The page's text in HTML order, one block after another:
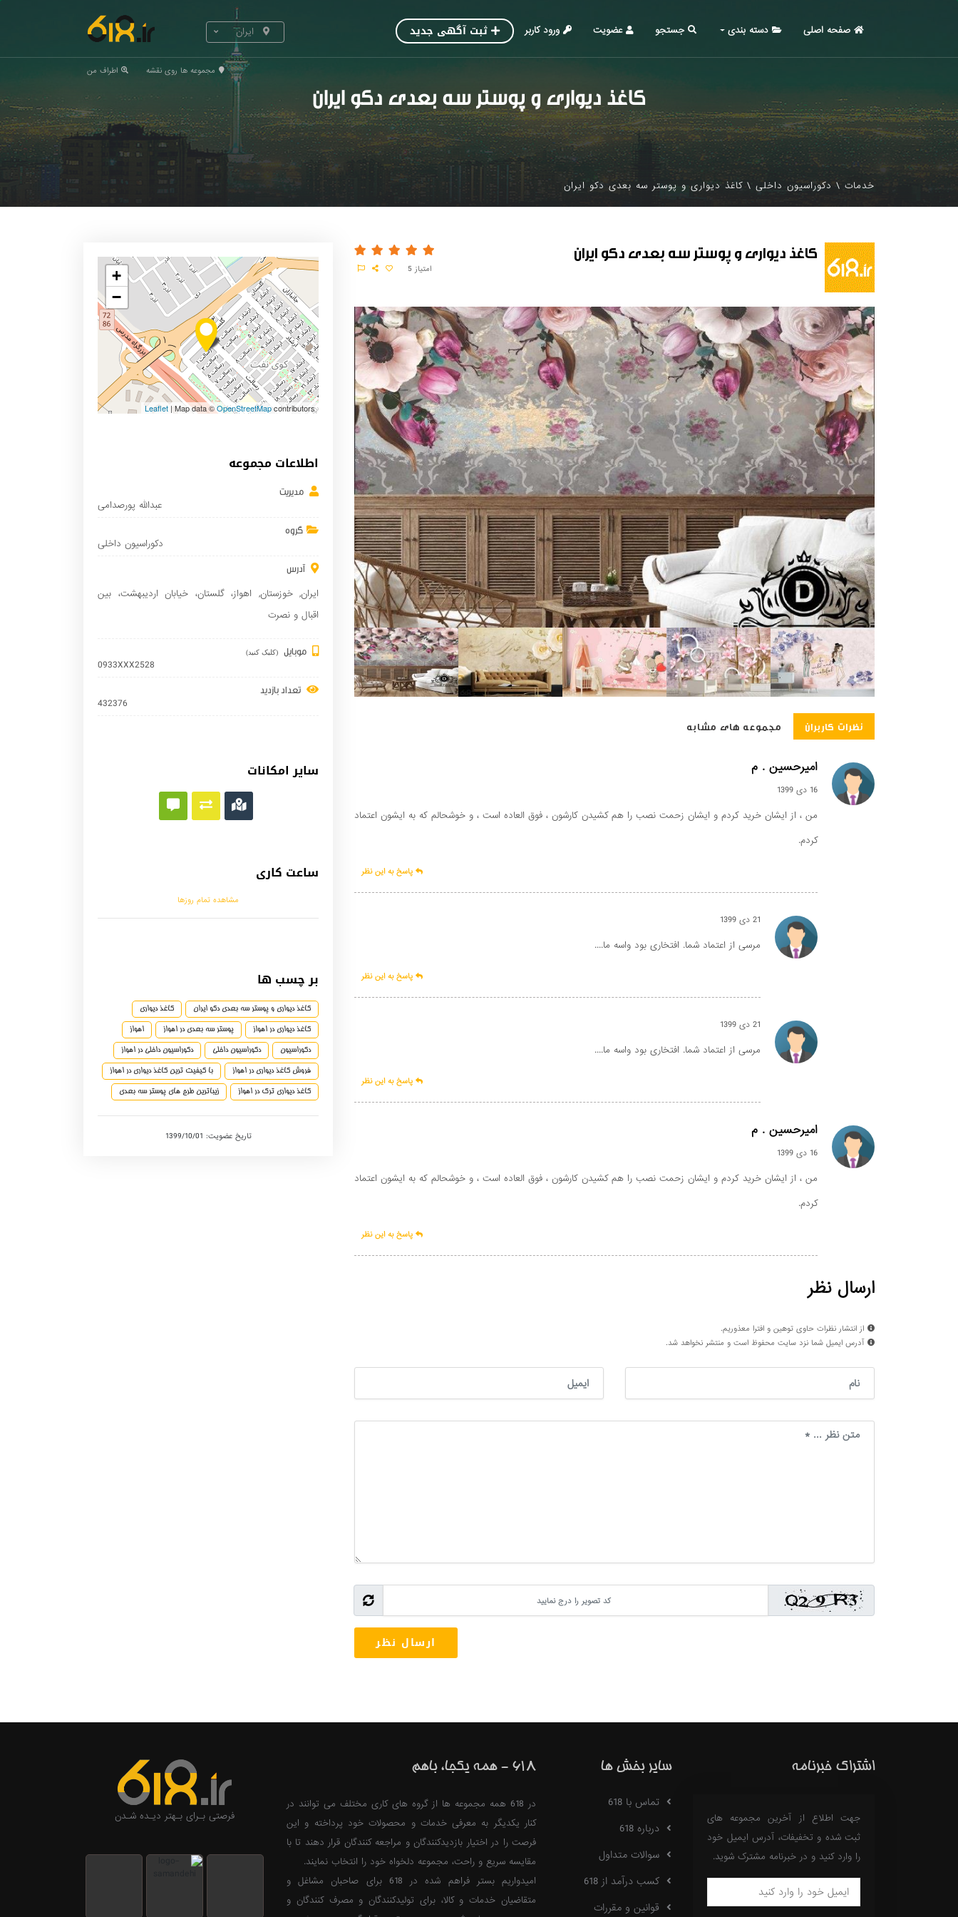
ایران صفحه اصلی دسته بندی جستجو عضویت ورود کاربر ثبت آگهی جدید
مجموعه ها روی نقشه اطراف من
کاغذ دیواری و پوستر سه بعدی دکو ایران
خدمات \ دکوراسیون داخلی \ کاغذ دیواری و پوستر سه بعدی دکو ایران
کاغذ دیواری و پوستر سه بعدی دکو ایران
امتیاز 5
نظرات کاربران مجموعه های مشابه
امیرحسین . م
16 دی 1399
من ، از ایشان خرید کردم و ایشان زحمت نصب را هم کشیدن کارشون ، فوق العاده است ، و خوشحالم که به ایشون اعتماد
کردم.
پاسخ به این نظر
21 دی 1399
مرسی از اعتماد شما. افتخاری بود واسه ما....
پاسخ به این نظر
21 دی 1399
مرسی از اعتماد شما. افتخاری بود واسه ما....
پاسخ به این نظر
امیرحسین . م
16 دی 1399
من ، از ایشان خرید کردم و ایشان زحمت نصب را هم کشیدن کارشون ، فوق العاده است ، و خوشحالم که به ایشون اعتماد
کردم.
پاسخ به این نظر
ارسال نظر
از انتشار نظرات حاوی توهین و افترا معذوریم.
آدرس ایمیل شما نزد سایت محفوظ است و منتشر نخواهد شد.
+
−
Leaflet | Map data ©OpenStreetMapcontributors
اطلاعات مجموعه
مدیریت
عبدالله پورصدامی
گروه
دکوراسیون داخلی
آدرس
ایران,خوزستان, اهواز، گلستان، خیابان اردیبهشت، بین
اقبال و نصرت
موبایل (کلیک کنید)
0933XXX2528
تعداد بازدید
432376
سایر امکانات
ساعت کاری
مشاهده تمام روزها
بر چسب ها
کاغذ دیواری و پوستر سه بعدی دکو ایران کاغذ دیواری
کاغذ دیواری در اهواز پوستر سه بعدی در اهواز اهواز
دکوراسیون دکوراسیون داخلی دکوراسیون داخلی در اهواز
فروش کاغذ دیواری در اهواز با کیفیت ترین کاغذ دیواری در اهواز
کاغذ دیواری ترک در اهواز زیباترین طرح های پوستر سه بعدی
تاریخ عضویت: 1399/10/01
اشتراک خبرنامه
جهت اطلاع از آخرین مجموعه های
ثبت شده و تخفیفات، آدرس ایمیل خود
را وارد کنید و در خبرنامه مشترک شوید.
سایر بخش ها
تماس با 618
درباره 618
سوالات متداول
کسب درآمد از 618
قوانین و مقررات
618 - همه یکجا، باهم
در 618 همه مجموعه ها از گروه های کاری مختلف می توانند در
کنار یکدیگر به معرفی خدمات و محصولات خود پرداخته و این
فرصت را در اختیار بازدیدکنندگان و مراجعه کنندگان قرار دهند تا با
مقایسه سریع و راحت، مجموعه دلخواه خود را انتخاب نمایند.
امیدواریم بستر فراهم شده در 618 برای صاحبان مشاغل و
متقاضیان خدمات و کالا، برای تولیدکنندگان و مصرف کنندگان و
فرصتی بـرای بـهتر دیـده شـدن